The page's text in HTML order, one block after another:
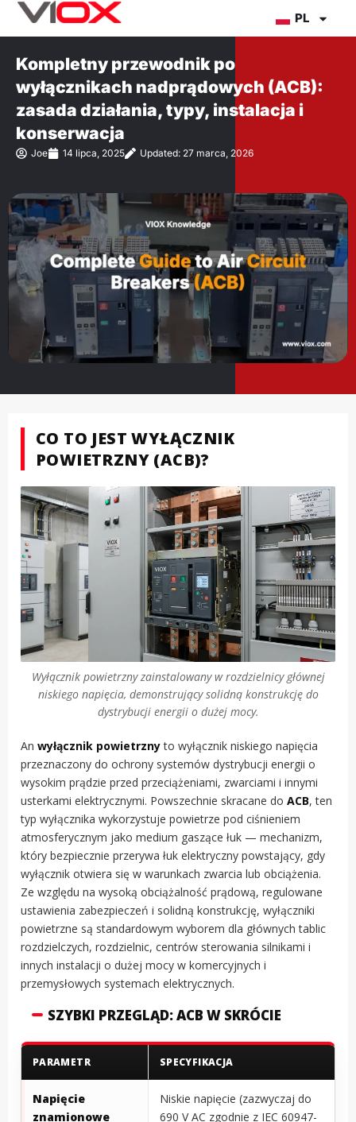
Przejdź
PL
Kompletny przewodnik po
wyłącznikach nadprądowych (ACB):
zasada działania, typy, instalacja i
konserwacja
Joe 14 lipca, 2025 Updated: 27 marca, 2026
CO TO JEST WYŁĄCZNIK
POWIETRZNY (ACB)?
Wyłącznik powietrzny zainstalowany w rozdzielnicy głównej
niskiego napięcia, demonstrujący solidną konstrukcję do
dystrybucji energii o dużej mocy.
An wyłącznik powietrznyto wyłącznik niskiego napięcia
przeznaczony do ochrony systemów dystrybucji energii o
wysokim prądzie przed przeciążeniami, zwarciami i innymi
usterkami elektrycznymi. Powszechnie skracane do ACB, ten
typ wyłącznika wykorzystuje powietrze pod ciśnieniem
atmosferycznym jako medium gaszące łuk — mechanizm,
który bezpiecznie przerywa łuk elektryczny powstający, gdy
wyłącznik otwiera się w warunkach zwarcia lub obciążenia.
Ze względu na wysoką obciążalność prądową, regulowane
ustawienia zabezpieczeń i solidną konstrukcję, wyłączniki
powietrzne są standardowym wyborem dla głównych tablic
rozdzielczych, rozdzielnic, centrów sterowania silnikami i
innych instalacji o dużej mocy w komercyjnych i
przemysłowych systemach elektrycznych.
SZYBKI PRZEGLĄD: ACB W SKRÓCIE
PARAMETR SPECYFIKACJA
Napięcie
znamionowe
Niskie napięcie (zazwyczaj do
690 V AC zgodnie z IEC 60947-